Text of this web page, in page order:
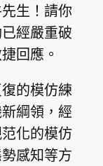
生！請你
經嚴重破
回應。
的模仿練
綱領，經
化的模仿
感知等方